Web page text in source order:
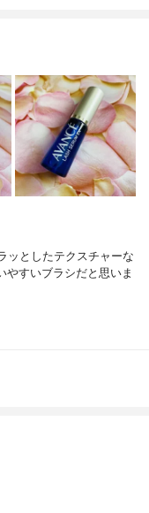
ッとしたテクスチャーな
やすいブラシだと思いま